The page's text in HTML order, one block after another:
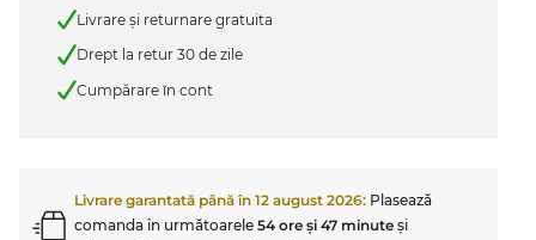
Livrare şi returnare gratuita
Drept la retur 30 de zile
Cumpărare în cont
Livrare garantată până în 12 august 2026: Plasează
comanda în următoarele 54 ore şi 47 minute şi